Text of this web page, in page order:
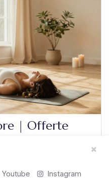
| Offerte
a Settembre
Youtube Instagram